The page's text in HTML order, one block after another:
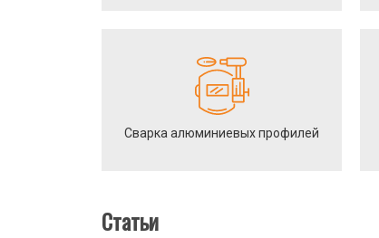
Сварка алюминиевых профилей
Статьи